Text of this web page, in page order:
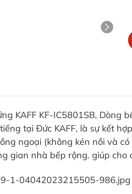
KAFF KF-IC5801SB,
tại Đức KAFF, là sự kết
ngoại (không kén nồi và
gian nhà bếp rộng. giúp cho